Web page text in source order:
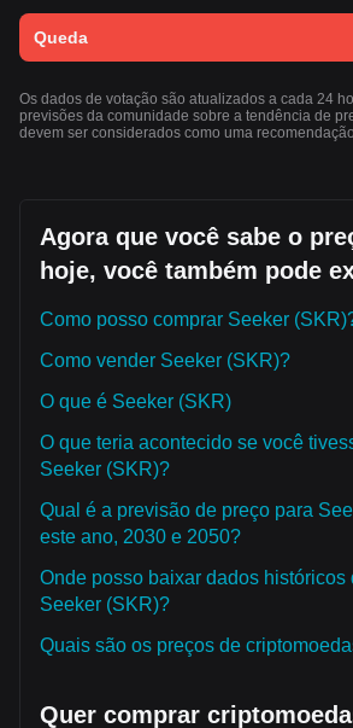
Queda
Os dados de votação são atualizados a cada 24
previsões da comunidade sobre a tendência de
devem ser considerados como uma
Agora que você sabe o
hoje, você também pode
Como posso comprar Seeker
Como vender Seeker (SKR)?
O que é Seeker (SKR)
O que teria acontecido se você
Seeker (SKR)?
Qual é a previsão de preço para
este ano, 2030 e 2050?
Onde posso baixar dados históricos
Seeker (SKR)?
Quais são os preços de
Quer comprar